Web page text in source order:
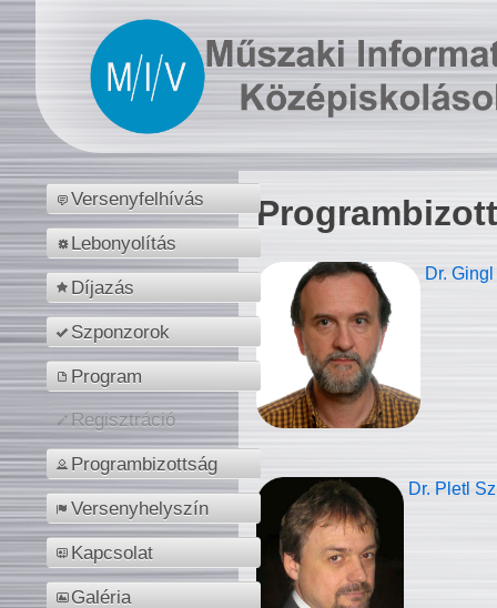
Versenyfelhívás
Lebonyolítás
Díjazás
Szponzorok
Program
Regisztráció
Programbizottság
Versenyhelyszín
Kapcsolat
Galéria
Dr.
Dr. Pletl